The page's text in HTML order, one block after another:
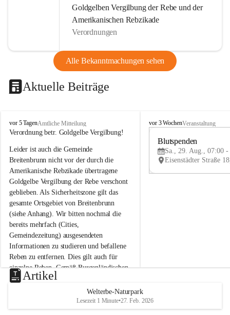
Goldgelben Vergilbung der Rebe und der
Amerikanischen Rebzikade
Verordnungen
Alle Bekanntmachungen sehen
Aktuelle Beiträge
B
r
i
t
e
n
b
r
u
n
n
a
m
N
e
u
s
d
vor 5 TagenAmtliche Mitteilung
Verordnung betr. Goldgelbe Vergilbung!
Leider ist auch die Gemeinde
Breitenbrunn nicht vor der durch die
Amerikanische Rebzikade übertragene
Goldgelbe Vergilbung der Rebe verschont
geblieben. Als Sicherheitszone gilt das
gesamte Ortsgebiet von Breitenbrunn
(siehe Anhang). Wir bitten nochmal die
bereits mehrfach (Cities,
Gemeindezeitung) ausgesendeten
Informationen zu studieren und befallene
Reben zu entfernen. Dies gilt auch für
einzelne Reben. Gemäß Burgenländischen
Weinbaugesetz sind nicht gepflegte oder
unzulässige Weingärten zu roden! Bitte
helfen wir zusammen um unsere Winzer
vor den prognostizierten Ernteausfällen
B
e
u
e
d
vor 3 WochenVeranstaltung
Blutspenden
Sa., 29. Aug., 07:00 -
Artikel
Welterbe-Naturpark
Lesezeit 1 Minute•27. Feb. 2026